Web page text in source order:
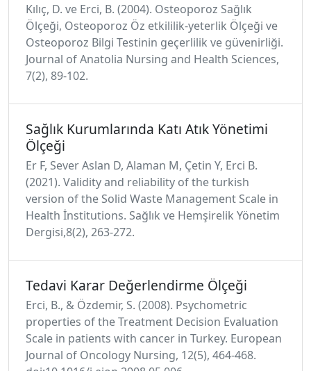
Kılıç, D. ve Erci, B. (2004). Osteoporoz Sağlık
Ölçeği, Osteoporoz Öz etkililik-yeterlik Ölçeği ve
Osteoporoz Bilgi Testinin geçerlilik ve güvenirliği.
Journal of Anatolia Nursing and Health Sciences,
7(2), 89-102.
Sağlık Kurumlarında Katı Atık Yönetimi
Ölçeği
Er F, Sever Aslan D, Alaman M, Çetin Y, Erci B.
(2021). Validity and reliability of the turkish
version of the Solid Waste Management Scale in
Health İnstitutions. Sağlık ve Hemşirelik Yönetim
Dergisi,8(2), 263-272.
Tedavi Karar Değerlendirme Ölçeği
Erci, B., & Özdemir, S. (2008). Psychometric
properties of the Treatment Decision Evaluation
Scale in patients with cancer in Turkey. European
Journal of Oncology Nursing, 12(5), 464-468.